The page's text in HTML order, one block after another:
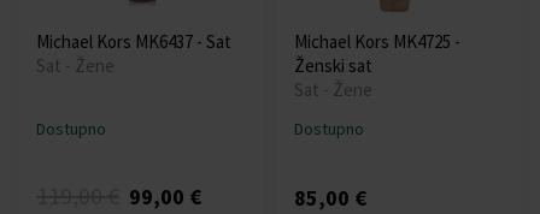
Michael Kors MK6437 - Sat
Sat - Žene
Dostupno
99,00 €
Michael Kors MK4725 -
Ženski sat
Sat - Žene
Dostupno
85,00 €